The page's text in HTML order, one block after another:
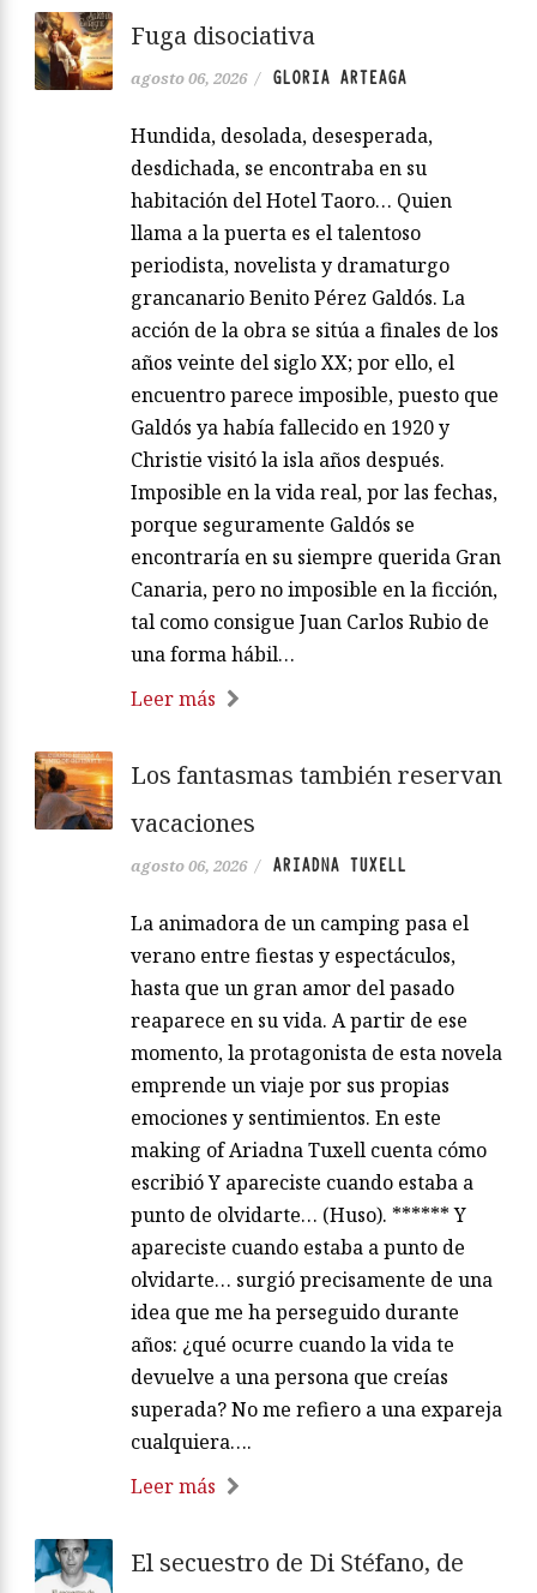
Fuga disociativa
agosto 06, 2026 / GLORIA ARTEAGA
Hundida, desolada, desesperada,
desdichada, se encontraba en su
habitación del Hotel Taoro… Quien
llama a la puerta es el talentoso
periodista, novelista y dramaturgo
grancanario Benito Pérez Galdós. La
acción de la obra se sitúa a finales de los
años veinte del siglo XX; por ello, el
encuentro parece imposible, puesto que
Galdós ya había fallecido en 1920 y
Christie visitó la isla años después.
Imposible en la vida real, por las fechas,
porque seguramente Galdós se
encontraría en su siempre querida Gran
Canaria, pero no imposible en la ficción,
tal como consigue Juan Carlos Rubio de
una forma hábil…
Leer más
Los fantasmas también reservan
vacaciones
agosto 06, 2026 / ARIADNA TUXELL
La animadora de un camping pasa el
verano entre fiestas y espectáculos,
hasta que un gran amor del pasado
reaparece en su vida. A partir de ese
momento, la protagonista de esta novela
emprende un viaje por sus propias
emociones y sentimientos. En este
making of Ariadna Tuxell cuenta cómo
escribió Y apareciste cuando estaba a
punto de olvidarte… (Huso). ****** Y
apareciste cuando estaba a punto de
olvidarte… surgió precisamente de una
idea que me ha perseguido durante
años: ¿qué ocurre cuando la vida te
devuelve a una persona que creías
superada? No me refiero a una expareja
cualquiera….
Leer más
El secuestro de Di Stéfano, de